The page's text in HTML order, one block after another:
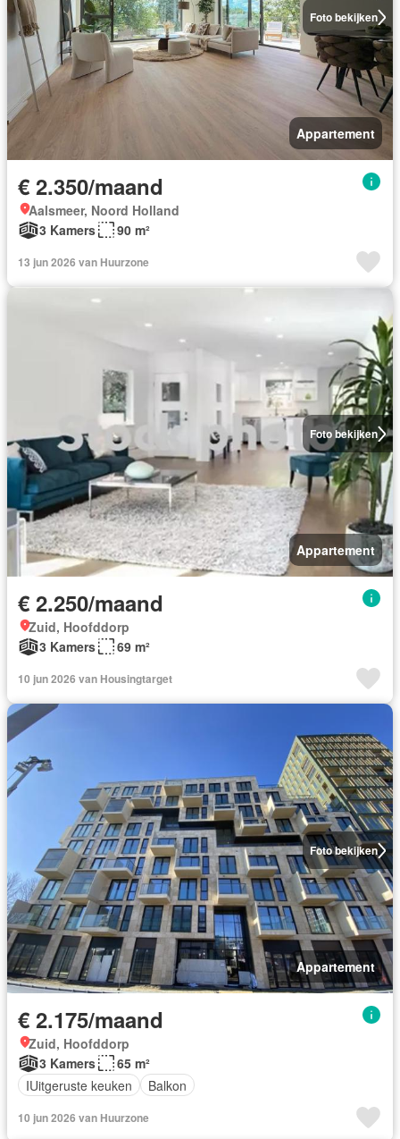
Foto bekijken
Appartement
€ 2.350/maand
Aalsmeer, Noord Holland
3 Kamers
90 m²
13 jun 2026 van Huurzone
Foto bekijken
Appartement
€ 2.250/maand
Zuid, Hoofddorp
3 Kamers
69 m²
10 jun 2026 van Housingtarget
Foto bekijken
Appartement
€ 2.175/maand
Zuid, Hoofddorp
3 Kamers
65 m²
IUitgeruste keuken
Balkon
10 jun 2026 van Huurzone